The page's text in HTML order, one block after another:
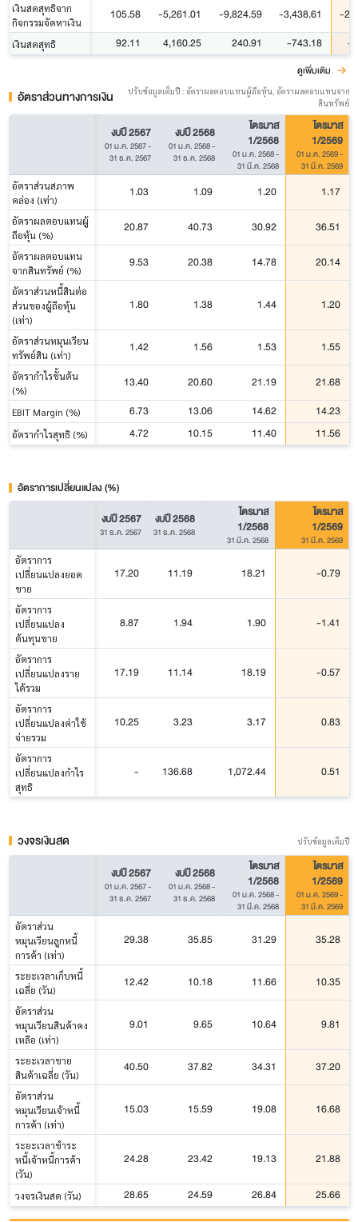
เงินสดสุทธิจาก
กิจกรรมจัดหาเงิน
105.58 -5,261.01 -9,824.59 -3,438.61 -
เงินสดสุทธิ 92.11 4,160.25 240.91 -743.18 -
ดูเพิ่มเติม
อัตราส่วนทางการเงิน
ปรับข้อมูลเต็มปี : อัตราผลตอบแทนผู้ถือหุ้น, อัตราผลตอบแทนจาก
สินทรัพย์
งบปี 2567
01 ม.ค. 2567-
31 ธ.ค. 2567
งบปี 2568
01 ม.ค. 2568-
31 ธ.ค. 2568
ไตรมาส
1/2568
01 ม.ค. 2568-
31 มี.ค. 2568
ไตรมาส
1/2569
01 ม.ค. 2569-
31 มี.ค. 2569
อัตราส่วนสภาพ
คล่อง (เท่า)
1.03 1.09 1.20 1.17
อัตราผลตอบแทนผู้
ถือหุ้น (%)
20.87 40.73 30.92 36.51
อัตราผลตอบแทน
จากสินทรัพย์ (%)
9.53 20.38 14.78 20.14
อัตราส่วนหนี้สินต่อ
ส่วนของผู้ถือหุ้น
(เท่า)
1.80 1.38 1.44 1.20
อัตราส่วนหมุนเวียน
ทรัพย์สิน (เท่า)
1.42 1.56 1.53 1.55
อัตรากำไรขั้นต้น
(%)
13.40 20.60 21.19 21.68
EBIT Margin (%) 6.73 13.06 14.62 14.23
อัตรากำไรสุทธิ (%) 4.72 10.15 11.40 11.56
อัตราการเปลี่ยนแปลง (%)
งบปี 2567
31 ธ.ค. 2567
งบปี 2568
31 ธ.ค. 2568
ไตรมาส
1/2568
31 มี.ค. 2568
ไตรมาส
1/2569
31 มี.ค. 2569
อัตราการ
เปลี่ยนแปลงยอด
ขาย
17.20 11.19 18.21 -0.79
อัตราการ
เปลี่ยนแปลง
ต้นทุนขาย
8.87 1.94 1.90 -1.41
อัตราการ
เปลี่ยนแปลงราย
ได้รวม
17.19 11.14 18.19 -0.57
อัตราการ
เปลี่ยนแปลงค่าใช้
จ่ายรวม
10.25 3.23 3.17 0.83
อัตราการ
เปลี่ยนแปลงกำไร
สุทธิ
- 136.68 1,072.44 0.51
วงจรเงินสด ปรับข้อมูลเต็มปี
งบปี 2567
01 ม.ค. 2567-
31 ธ.ค. 2567
งบปี 2568
01 ม.ค. 2568-
31 ธ.ค. 2568
ไตรมาส
1/2568
01 ม.ค. 2568-
31 มี.ค. 2568
ไตรมาส
1/2569
01 ม.ค. 2569-
31 มี.ค. 2569
อัตราส่วน
หมุนเวียนลูกหนี้
การค้า (เท่า)
29.38 35.85 31.29 35.28
ระยะเวลาเก็บหนี้
เฉลี่ย (วัน)
12.42 10.18 11.66 10.35
อัตราส่วน
หมุนเวียนสินค้าคง
เหลือ (เท่า)
9.01 9.65 10.64 9.81
ระยะเวลาขาย
สินค้าเฉลี่ย (วัน)
40.50 37.82 34.31 37.20
อัตราส่วน
หมุนเวียนเจ้าหนี้
การค้า (เท่า)
15.03 15.59 19.08 16.68
ระยะเวลาชำระ
หนี้เจ้าหนี้การค้า
(วัน)
24.28 23.42 19.13 21.88
วงจรเงินสด (วัน) 28.65 24.59 26.84 25.66